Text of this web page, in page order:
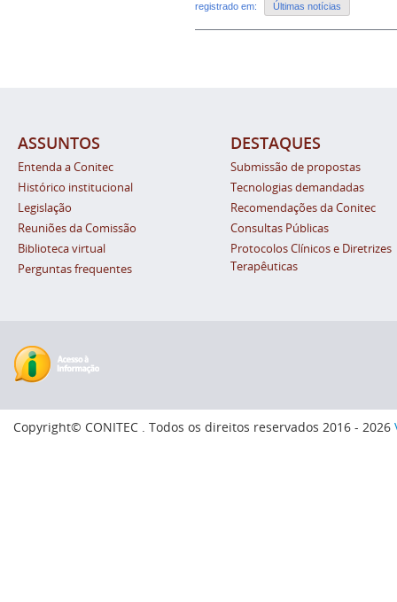
registrado em: Últimas notícias
ASSUNTOS
Entenda a Conitec
Histórico institucional
Legislação
Reuniões da Comissão
Biblioteca virtual
Perguntas frequentes
DESTAQUES
Submissão de propostas
Tecnologias demandadas
Recomendações da Conitec
Consultas Públicas
Protocolos Clínicos e Diretrizes
Terapêuticas
Copyright© CONITEC . Todos os direitos reservados 2016 - 2026